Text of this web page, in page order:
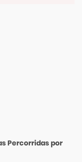
Percorridas por